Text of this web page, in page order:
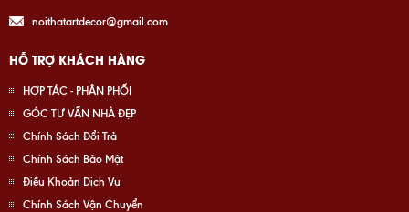
noithatartdecor@gmail.com
HỖ TRỢ KHÁCH HÀNG
HỢP TÁC - PHÂN PHỐI
GÓC TƯ VẤN NHÀ ĐẸP
Chính Sách Đổi Trả
Chính Sách Bảo Mật
Điều Khoản Dịch Vụ
Chính Sách Vận Chuyển